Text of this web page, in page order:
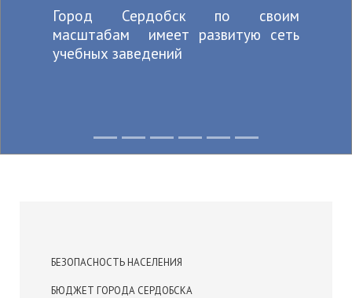
Город Сердобск по своим
масштабам имеет развитую сеть
учебных заведений
БЕЗОПАСНОСТЬ НАСЕЛЕНИЯ
БЮДЖЕТ ГОРОДА СЕРДОБСКА